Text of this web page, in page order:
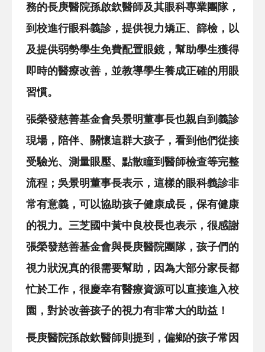
務的長庚醫院孫啟欽醫師及其眼科專業團隊，
到校進行眼科義診，提供視力矯正、篩檢，以
及提供弱勢學生免費配置眼鏡，幫助學生獲得
即時的醫療改善，並教導學生養成正確的用眼
習慣。
張榮發慈善基金會吳景明董事長也親自到義診
現場，陪伴、關懷這群大孩子，看到他們從接
受驗光、測量眼壓、點散瞳到醫師檢查等完整
流程；吳景明董事長表示，這樣的眼科義診非
常有意義，可以協助孩子健康成長，保有健康
的視力。三芝國中黃中良校長也表示，很感謝
張榮發慈善基金會與長庚醫院團隊，孩子們的
視力狀況真的很需要幫助，因為大部分家長都
忙於工作，很慶幸有醫療資源可以直接進入校
園，對於改善孩子的視力有非常大的助益！
長庚醫院孫啟欽醫師則提到，偏鄉的孩子常因